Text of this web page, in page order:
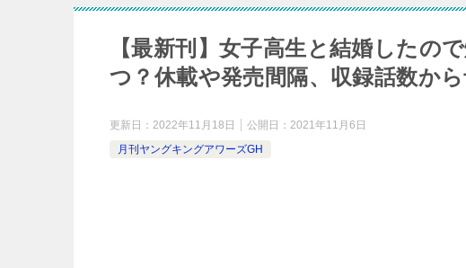
【最新刊】女子高生と結婚したの
つ？休載や発売間隔、収録話数か
更新日： 2022年11月18日 公開日： 2021年11月6日
月刊ヤングキングアワーズGH